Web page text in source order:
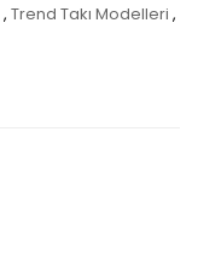
, Trend Takı Modelleri ,